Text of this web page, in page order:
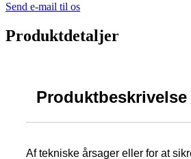
Send e-mail til os
Produktdetaljer
Produktbeskrivelse
Af tekniske årsager eller for at